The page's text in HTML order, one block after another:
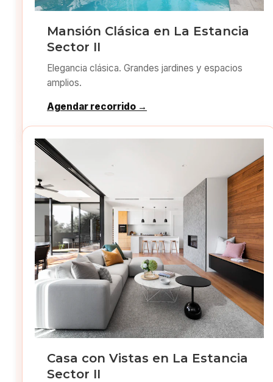
Mansión Clásica en La Estancia
Sector II
Elegancia clásica. Grandes jardines y espacios
amplios.
Agendar recorrido →
Casa con Vistas en La Estancia
Sector II